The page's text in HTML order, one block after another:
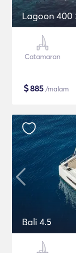
Lagoon 400
Catamaran
$885 /malam
Bali 4.5